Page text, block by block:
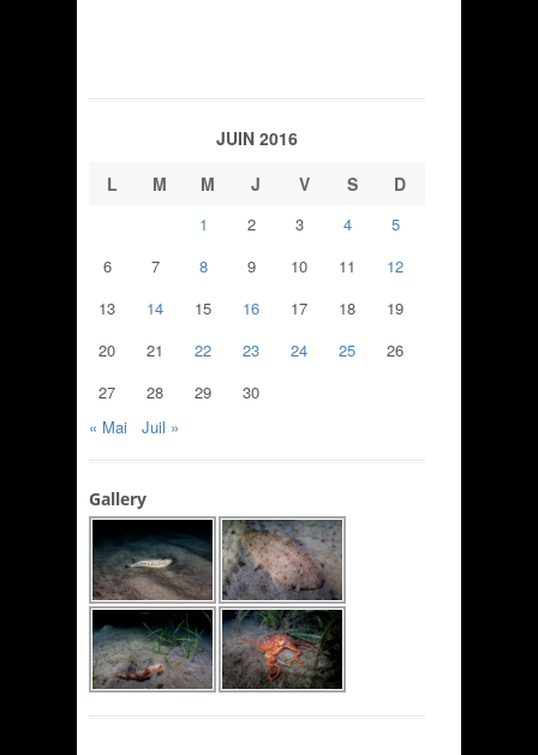
JUIN 2016
L
M M J V S D
1 2 3 4
5
6
7 8 9 10 11
12
13
14 15 16 17 18
19
20
21 22 23 24 25
26
27
28 29
30
« Mai
Juil »
Gallery